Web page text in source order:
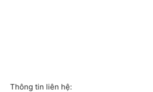
Thông tin liên hệ: